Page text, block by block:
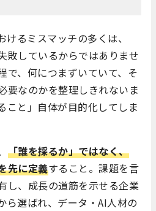
るミスマッチの多くは、
敗しているからではありませ
で、何につまずいていて、そ
要なのかを整理しきれないま
こと」自体が目的化してしま
「誰を採るか」ではなく、
先に定義すること。課題を言
し、成長の道筋を示せる企業
ら選ばれ、データ・AI人材の